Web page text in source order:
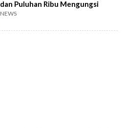
dan Puluhan Ribu Mengungsi
NEWS